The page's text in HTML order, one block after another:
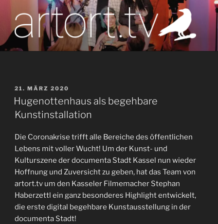
Inhalt
springen
artort.tv
Berichte vom Tatort der Kunst
VERÖFFENTLICHT
AM
21. MÄRZ 2020
Hugenottenhaus als begehbare
Kunstinstallation
Die Coronakrise trifft alle Bereiche des öffentlichen
Lebens mit voller Wucht! Um der Kunst- und
Kulturszene der documenta Stadt Kassel nun wieder
Hoffnung und Zuversicht zu geben, hat das Team von
artort.tv um den Kasseler Filmemacher Stephan
Haberzettl ein ganz besonderes Highlight entwickelt,
die erste digital begehbare Kunstausstellung in der
documenta Stadt!